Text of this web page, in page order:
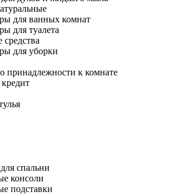
для ванных комнат
для туалета
для уборки
принадлежности к комнате
спальни
консоли
подставки